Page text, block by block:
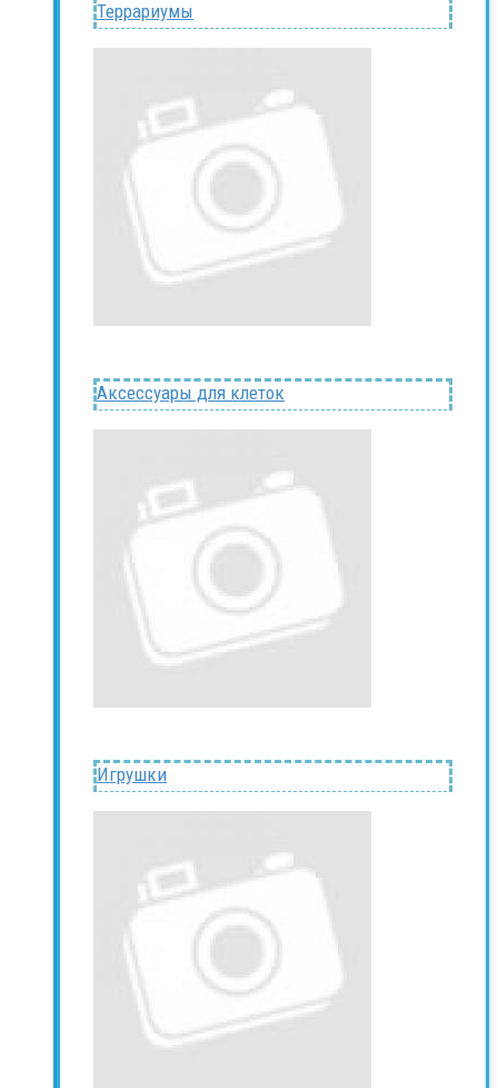
Террариумы
Аксессуары для клеток
Игрушки